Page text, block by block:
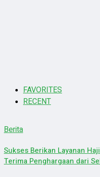
FAVORITES
RECENT
Berita
Sukses Berikan Layanan
Terima Penghargaan dari